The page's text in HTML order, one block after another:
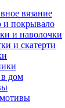
вязание
и покрывало
и наволочки
и скатерти
в дом